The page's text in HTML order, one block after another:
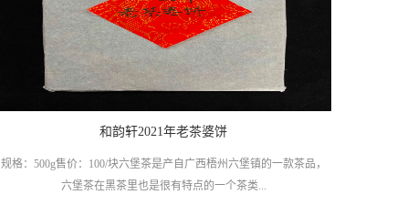
越久，汤色会更加的透亮，就像葡萄酒色泽一样。汤感醇和，陈韵明
显，茶里的回韵很奇妙，像是走进了雨后的森林，湿润有很开阔，也
像那种嚼过甘草、槟榔后留在口腔的木质清凉感。
和韵轩2021年老茶婆饼
规格：500g售价：100/块六堡茶是产自广西梧州六堡镇的一款茶品，
六堡茶在黑茶里也是很有特点的一个茶类...